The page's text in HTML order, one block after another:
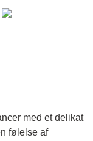
med et delikat
følelse af